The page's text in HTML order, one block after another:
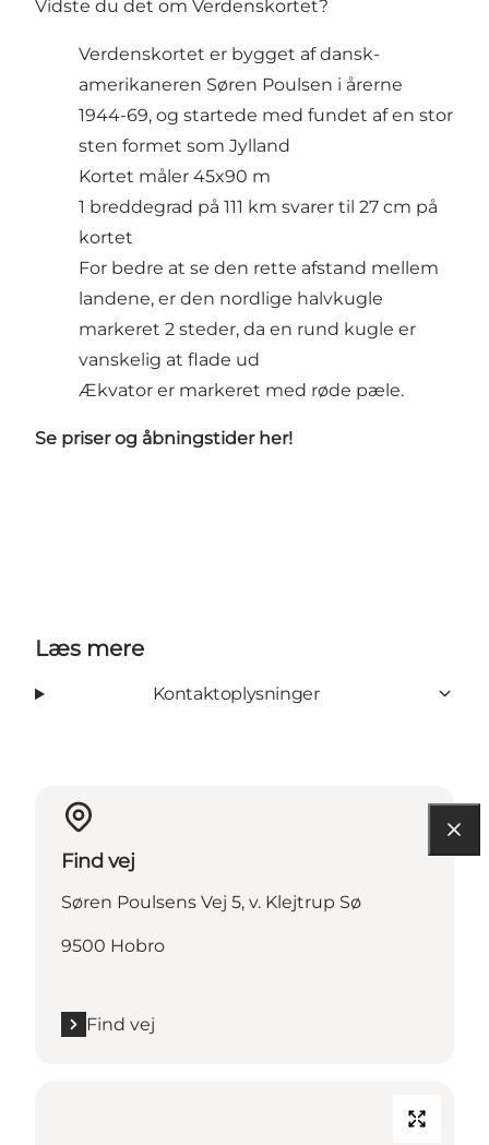
Vidste du det om Verdenskortet?
Verdenskortet er bygget af dansk-
amerikaneren Søren Poulsen i årerne
1944-69, og startede med fundet af en stor
sten formet som Jylland
Kortet måler 45x90 m
1 breddegrad på 111 km svarer til 27 cm på
kortet
For bedre at se den rette afstand mellem
landene, er den nordlige halvkugle
markeret 2 steder, da en rund kugle er
vanskelig at flade ud
Ækvator er markeret med røde pæle.
Se priser og åbningstider her!
Læs mere
Kontaktoplysninger
Find vej
Søren Poulsens Vej 5, v. Klejtrup Sø
9500 Hobro
Find vej